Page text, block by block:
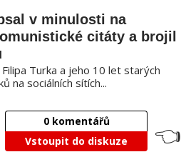
v minulosti na
citáty a brojil
Turka a jeho 10 let starých
na sociálních sítích...
0komentářů
Vstoupit do diskuze
👈